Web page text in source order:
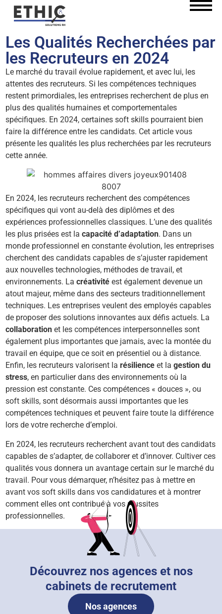
Les Qualités Recherchées par
les Recruteurs en 2024
Le marché du travail évolue rapidement, et avec lui, les
attentes des recruteurs. Si les compétences techniques
restent primordiales, les entreprises recherchent de plus en
plus des qualités humaines et comportementales
spécifiques. En 2024, certaines soft skills pourraient bien
faire la différence entre les candidats. Cet article vous
présente les qualités les plus recherchées par les recruteurs
cette année.
En 2024, les recruteurs recherchent des compétences
spécifiques qui vont au-delà des diplômes et des
expériences professionnelles classiques. L’une des qualités
les plus prisées est lacapacité d’adaptation. Dans un
monde professionnel en constante évolution, les entreprises
cherchent des candidats capables de s’ajuster rapidement
aux nouvelles technologies, méthodes de travail, et
environnements. Lacréativité est également devenue un
atout majeur, même dans des secteurs traditionnellement
techniques. Les entreprises veulent des employés capables
de proposer des solutions innovantes aux défis actuels. La
collaboration et les compétences interpersonnelles sont
également plus importantes que jamais, avec la montée du
travail en équipe, que ce soit en présentiel ou à distance.
Enfin, les recruteurs valorisent larésilience et lagestion du
stress, en particulier dans des environnements où la
pression est constante. Ces compétences « douces », ou
soft skills, sont désormais aussi importantes que les
compétences techniques et peuvent faire toute la différence
lors de votre recherche d’emploi.
En 2024, les recruteurs recherchent avant tout des candidats
capables de s’adapter, de collaborer et d’innover. Cultiver ces
qualités vous donnera un avantage certain sur le marché du
travail. Pour vous démarquer, n’hésitez pas à mettre en
avant vos soft skills dans vos candidatures et à montrer
comment elles ont contribué à vos réussites
professionnelles.
Découvrez nos agences et nos
cabinets de recrutement
Nos agences